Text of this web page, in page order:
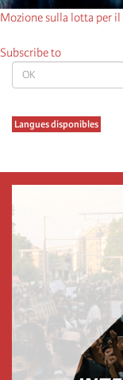
OK
Langues disponibles
Mozione sulla lotta per
Subscribe to